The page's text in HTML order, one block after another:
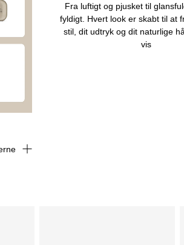
Fra luftigt og pjusket til
fyldigt. Hvert look er skabt til at
stil, dit udtryk og dit naturlige
vis